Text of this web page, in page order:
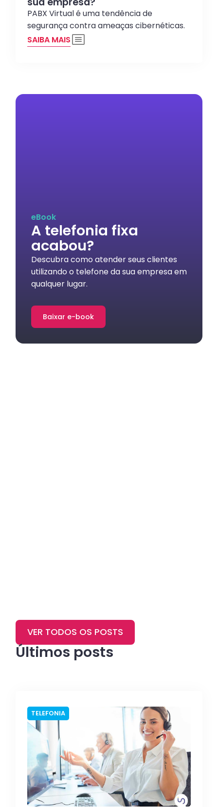
PABX Virtual é uma tendência de
segurança contra ameaças cibernéticas.
SAIBA MAIS
eBook
A telefonia fixa
acabou?
Descubra como atender seus clientes
utilizando o telefone da sua empresa em
qualquer lugar.
Baixar e-book
Últimos posts
VER TODOS OS POSTS
TELEFONIA